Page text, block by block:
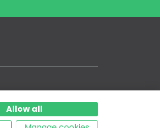
Allow all